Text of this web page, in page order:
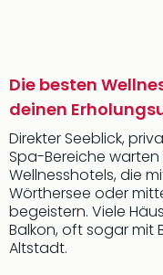
Die besten
deinen
Direkter Seeblick,
Spa-Bereiche
Wellnesshotels, die
Wörthersee oder
begeistern. Viele
Balkon, oft sogar mit
Altstadt.